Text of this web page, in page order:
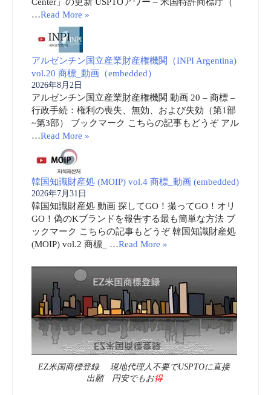
…Read More »
アルゼンチン国立産業財産権機関（INPI Argentina)
vol.20 商標_動画（embedded）
2026年8月2日
アルゼンチン国立産業財産権機関 動画 20 – 商標 –
行政手続：権利の喪失、無効、および失効（第1部
~第3部） ブックマーク こちらの記事もどうぞ アル
…Read More »
韓国知識財産処 (MOIP) vol.4 商標_動画 (embedded)
2026年7月31日
韓国知識財産処 動画 探してGO！撮ってGO！オリ
GO！偽のKブランドを報告する最も簡単な方法 ブ
ックマーク こちらの記事もどうぞ 韓国知識財産処
(MOIP) vol.2 商標_ …Read More »
EZ米国商標登録 現地代理人不要でUSPTOに直接
出願 円安でもお得